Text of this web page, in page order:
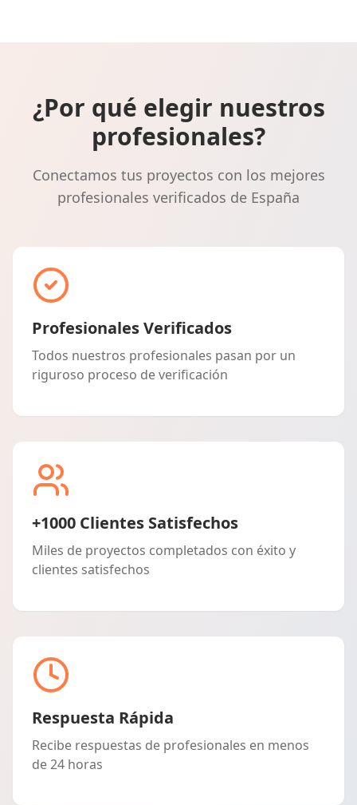
¿Por qué elegir nuestros
profesionales?
Conectamos tus proyectos con los mejores
profesionales verificados de España
Profesionales Verificados
Todos nuestros profesionales pasan por un
riguroso proceso de verificación
+1000 Clientes Satisfechos
Miles de proyectos completados con éxito y
clientes satisfechos
Respuesta Rápida
Recibe respuestas de profesionales en menos
de 24 horas